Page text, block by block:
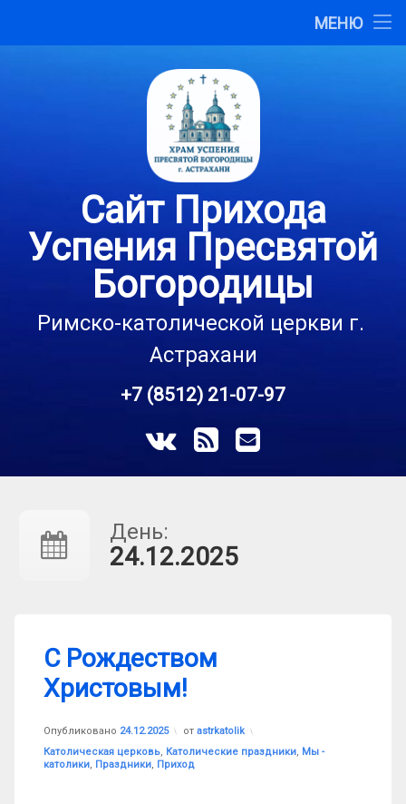
МЕНЮ
Сайт Прихода
Успения Пресвятой
Богородицы
Римско-католической церкви г.
Астрахани
+7 (8512) 21-07-97
ВКонтакте
RSS E-mail
День:
24.12.2025
С Рождеством
Христовым!
Опубликовано 24.12.2025 от astrkatolik
Рубрики:
Католическая церковь, Католические праздники, Мы -
католики, Праздники, Приход